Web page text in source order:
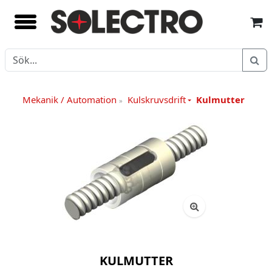
Mekanik / Automation» Kulskruvsdrift Kulmutter
KULMUTTER